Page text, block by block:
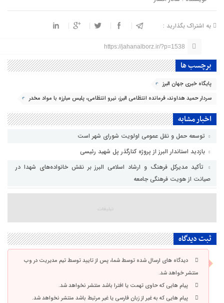
به اشتراک بگذارید :
https://jahanalborz.ir/?p=1538
برچسب ها
پایگاه خبری جهان البرز
سردار حمید هداوند، فرمانده انتظامی البرز، نیرو انتظامی، پلیس مبارزه با مواد مخدر
اخبار مشابه
توسعه حمل و نقل عمومی اولویت شورای شهر است
بازدید استاندار البرز از پروژه کنارگذر پل شهید رئیسی
تأکید مدیرکل فرهنگ و ارشاد اسلامی البرز بر نقش خانواده‌های شهدا در
صیانت از هویت فرهنگی جامعه
ثبت دیدگاه
دیدگاه های ارسال شده توسط شما، پس از تایید توسط تیم مدیریت در وب
منتشر خواهد شد.
پیام هایی که حاوی تهمت یا افترا باشد منتشر نخواهد شد.
پیام هایی که به غیر از زبان فارسی یا غیر مرتبط باشد منتشر نخواهد شد.